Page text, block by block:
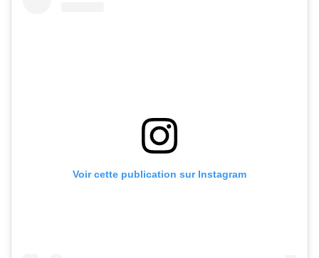
Voir cette publication sur Instagram